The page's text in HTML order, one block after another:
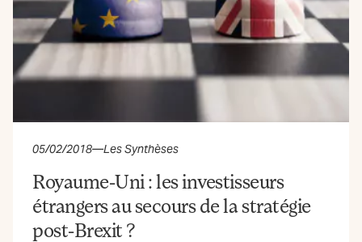
05/02/2018—Les Synthèses
Royaume-Uni : les investisseurs
étrangers au secours de la stratégie
post-Brexit ?